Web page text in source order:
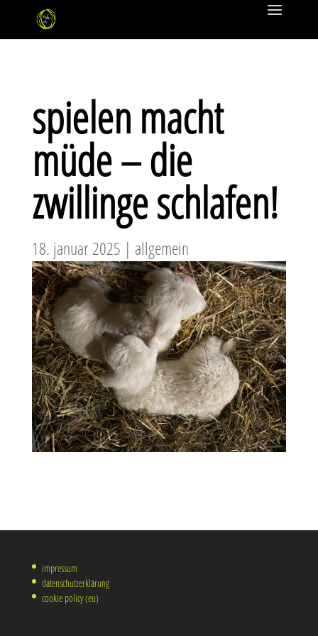
spielen macht
müde – die
zwillinge schlafen!
18. januar 2025 | allgemein
impressum
datenschutzerklärung
cookie policy (eu)